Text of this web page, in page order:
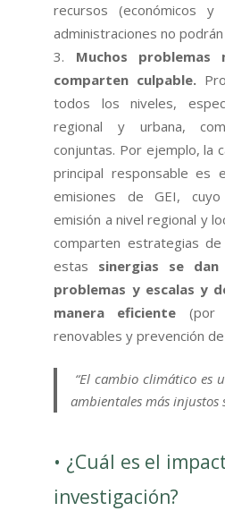
recursos (económicos y
administraciones no
Muchos problemas
comparten culpable.
todos los niveles,
regional y urbana,
conjuntas. Por ejemplo, la
principal responsable es
emisiones de GEI,
emisión a nivel regional y
comparten estrategias
estas sinergias se
problemas y escalas y
manera eficiente (por
renovables y prevención
“El cambio climático es
ambientales más injustos
• ¿Cuál es el
investigación?